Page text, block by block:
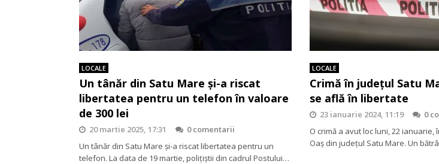
LOCALE
Un tânăr din Satu Mare și-a riscat
libertatea pentru un telefon în valoare
de 300 lei
20 martie 2025, 17:31
0 comentarii
Un tânăr din Satu Mare și-a riscat libertatea pentru un
telefon. La data de 19 martie, polițiștii din cadrul Postului…
LOCALE
Crimă în județul Satu
se află în libertate
23 ianuarie 2024, 11:19
0
O crimă a avut loc luni, 22 ianuarie,
Oaș din județul Satu Mare. Un